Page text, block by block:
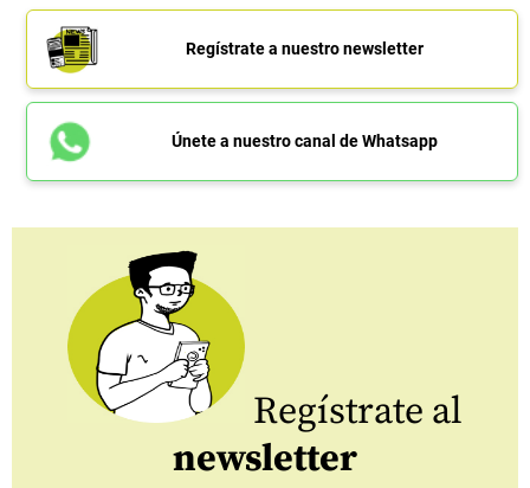
Regístrate a nuestro newsletter
Únete a nuestro canal de Whatsapp
Regístrate al
newsletter